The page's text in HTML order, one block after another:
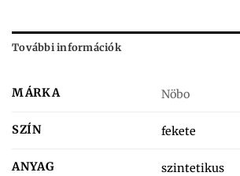
További információk
MÁRKA Nöbo
SZÍN fekete
ANYAG szintetikus